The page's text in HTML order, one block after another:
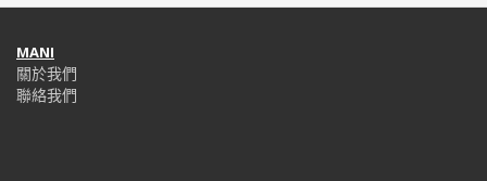
MANI
關於我們
聯絡我們